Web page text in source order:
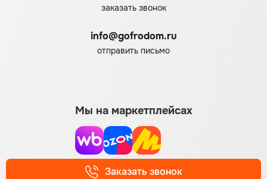
заказать звонок
info@gofrodom.ru
отправить письмо
Заказать звонок
Мы на маркетплейсах